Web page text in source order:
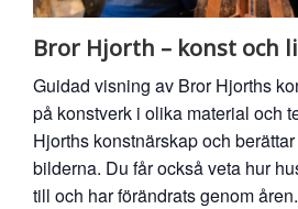
Bror Hjorth – konst och
Guidad visning av Bror Hjorths
på konstverk i olika material och
Hjorths konstnärskap och
bilderna. Du får också veta hur
till och har förändrats genom åren.